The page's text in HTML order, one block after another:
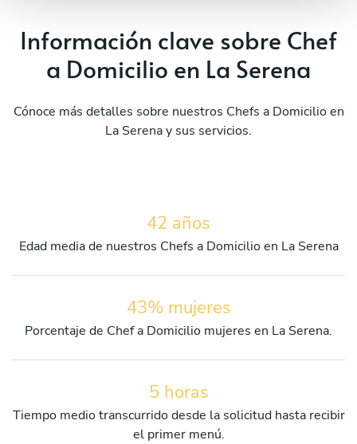
Información clave sobre Chef
a Domicilio en La Serena
Cónoce más detalles sobre nuestros Chefs a Domicilio en
La Serena y sus servicios.
42 años
Edad media de nuestros Chefs a Domicilio en La Serena
43% mujeres
Porcentaje de Chef a Domicilio mujeres en La Serena.
5 horas
Tiempo medio transcurrido desde la solicitud hasta recibir
el primer menú.